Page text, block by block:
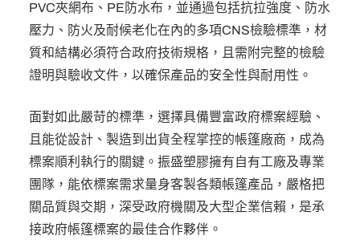
PVC夾網布、PE防水布，並通過包括抗拉強度、防水
壓力、防火及耐候老化在內的多項CNS檢驗標準，材
質和結構必須符合政府技術規格，且需附完整的檢驗
證明與驗收文件，以確保產品的安全性與耐用性。
面對如此嚴苛的標準，選擇具備豐富政府標案經驗、
且能從設計、製造到出貨全程掌控的帳篷廠商，成為
標案順利執行的關鍵。振盛塑膠擁有自有工廠及專業
團隊，能依標案需求量身客製各類帳篷產品，嚴格把
關品質與交期，深受政府機關及大型企業信賴，是承
接政府帳篷標案的最佳合作夥伴。